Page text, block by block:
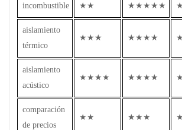
incombustible ★★ ★★★★★
aislamiento
térmico
★★★ ★★★★
aislamiento
acústico
★★★★ ★★★★
comparación
de precios
★★ ★★★